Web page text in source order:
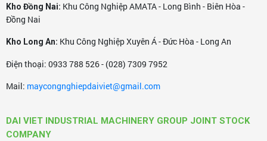
Kho Đồng Nai: Khu Công Nghiệp AMATA - Long Bình - Biên Hòa -
Đồng Nai
Kho Long An: Khu Công Nghiệp Xuyên Á - Đức Hòa - Long An
Điện thoại: 0933 788 526 - (028) 7309 7952
Mail: maycongnghiepdaiviet@gmail.com
DAI VIET INDUSTRIAL MACHINERY GROUP JOINT STOCK
COMPANY